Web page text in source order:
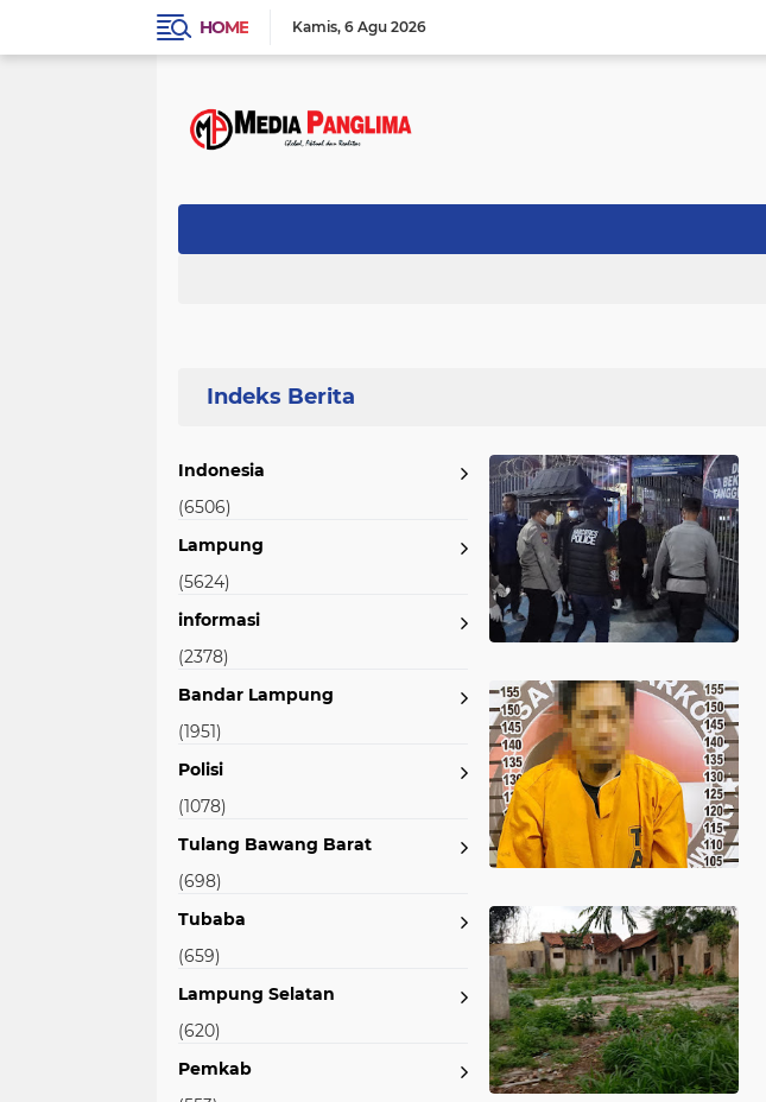
HOME Kamis 6 Agu 2026
Indonesia
(6506)
Lampung
(5624)
informasi
(2378)
Bandar Lampung
(1951)
Polisi
(1078)
Tulang Bawang Barat
(698)
Tubaba
(659)
Lampung Selatan
(620)
Pemkab